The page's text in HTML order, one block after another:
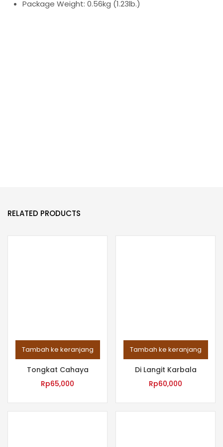
Package Weight: 0.56kg (1.23lb.)
RELATED PRODUCTS
Tambah ke keranjang
Tongkat Cahaya
Rp65,000
Tambah ke keranjang
Di Langit Karbala
Rp60,000